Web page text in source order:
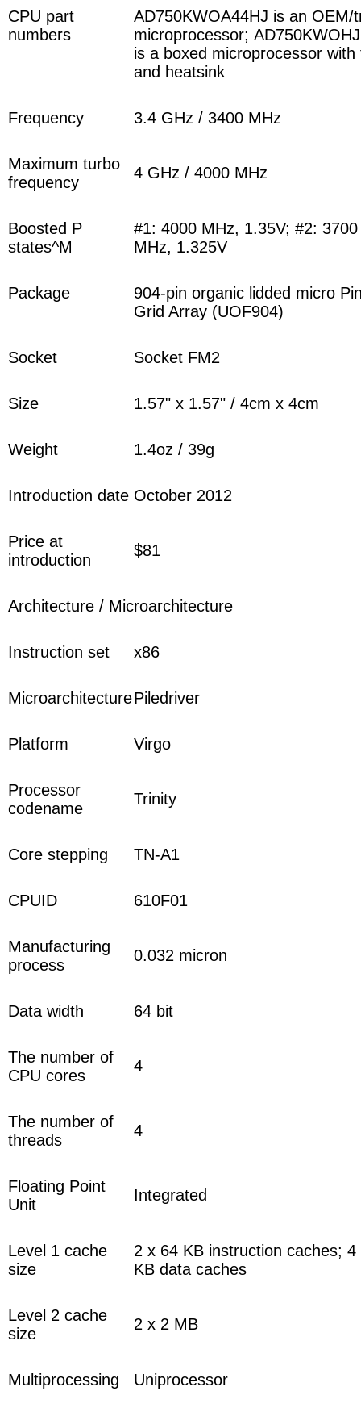
CPU part
numbers
AD750KWOA44HJ is an OEM/
microprocessor;
is a boxed microprocessor with
and heatsink
Frequency 3.4 GHz / 3400 MHz
Maximum turbo
frequency
4 GHz / 4000 MHz
Boosted P
states^M
#1: 4000 MHz, 1.35V; #2: 3700
MHz, 1.325V
Package
904-pin organic lidded micro
Grid Array (UOF904)
Socket Socket FM2
Size 1.57" x 1.57" / 4cm x 4cm
Weight 1.4oz / 39g
Introduction date October 2012
Price at
introduction
$81
Architecture / Microarchitecture
Instruction set x86
MicroarchitecturePiledriver
Platform Virgo
Processor
codename
Trinity
Core stepping TN-A1
CPUID 610F01
Manufacturing
process
0.032 micron
Data width 64 bit
The number of
CPU cores
4
The number of
threads
4
Floating Point
Unit
Integrated
Level 1 cache
size
2 x 64 KB instruction caches; 4
KB data caches
Level 2 cache
size
2 x 2 MB
Multiprocessing Uniprocessor